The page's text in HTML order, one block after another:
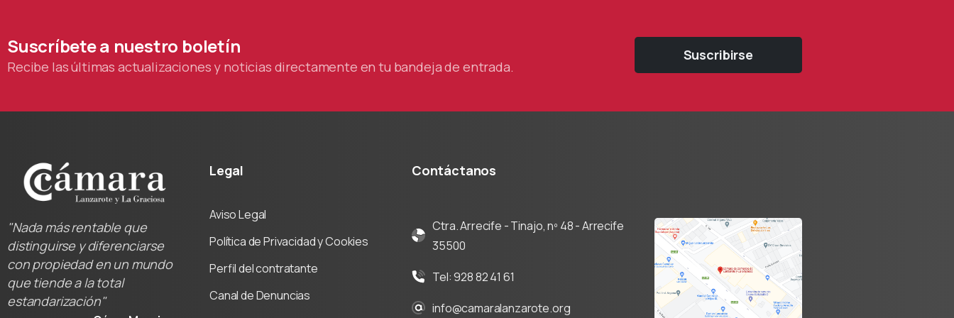
Suscríbetea nuestro boletín
Recibe las últimas actualizaciones y noticias directamente en tu bandeja de entrada.
Suscribirse
"Nada más rentable que
distinguirse y diferenciarse
con propiedad en un mundo
que tiende a la total
estandarización"
Legal
Aviso Legal
Política de Privacidad y Cookies
Perfil del contratante
Canal de Denuncias
Contáctanos
Ctra. Arrecife - Tinajo, nº 48 - Arrecife
35500
Tel: 928 82 41 61
info@camaralanzarote.org